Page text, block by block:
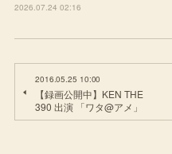
2026.07.24 02:16
2016.05.25 10:00
【録画公開中】KEN THE
390 出演 「ワタ@アメ」